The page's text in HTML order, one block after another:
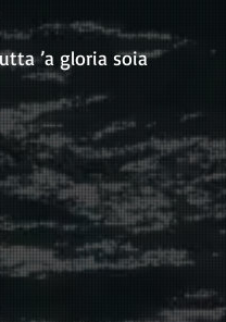
’a gloria soia